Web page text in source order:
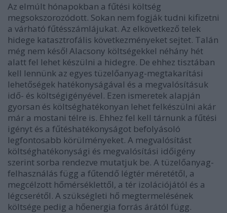
Az elmúlt hónapokban a fűtési költség
megsokszorozódott. Sokan nem fogják tudni kifizetni
a várható fűtésszámlájukat. Az elkövetkező telek
hidege katasztrofális következményeket sejtet. Talán
még nem késő! Alacsony költségekkel néhány hét
alatt fel lehet készülni a hidegre. De ehhez tisztában
kell lennünk az egyes tüzelőanyag-megtakarítási
lehetőségek hatékonyságával és a megvalósításuk
idő- és költségigényével. Ezen ismeretek alapján
gyorsan és költséghatékonyan lehet felkészülni akár
már a mostani télre is. Ehhez fel kell tárnunk a fűtési
igényt és a fűtéshatékonyságot befolyásoló
legfontosabb körülményeket. A megvalósítást
költséghatékonysági és megvalósítási időigény
szerint sorba rendezve mutatjuk be. A tüzelőanyag-
felhasználás függ a fűtendő légtér méretétől, a
megcélzott hőmérséklettől, a tér izolációjától és a
légcserétől. A szükségleti hő megtermelésének
költsége pedig a hőenergia forrás árától függ.